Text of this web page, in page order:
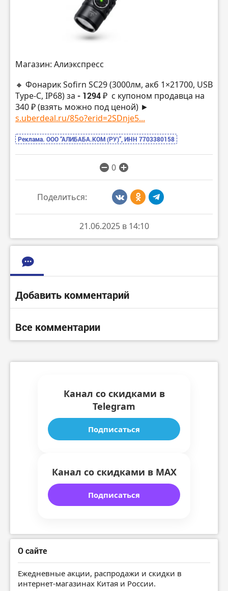
Магазин: Алиэкспресс
🔸 Фонарик Sofirn SC29 (3000лм, акб 1×21700, USB
Type-C, IP68) за - 1294 ₽ с купоном продавца на
340 ₽ (взять можно под ценой) ►
s.uberdeal.ru/85o?erid=2SDnje5...
Реклама. ООО “АЛИБАБА.КОМ (РУ)”, ИНН 7703380158
0
Поделиться:
21.06.2025 в 14:10
Добавить комментарий
Все комментарии
Канал со скидками в
Telegram
Подписаться
Канал со скидками в MAX
Подписаться
О сайте
Ежедневные акции, распродажи и скидки в
интернет-магазинах Китая и России.